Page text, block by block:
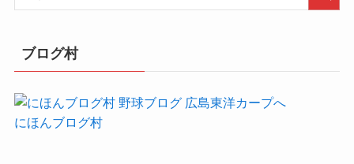
ブログ村
にほんブログ村